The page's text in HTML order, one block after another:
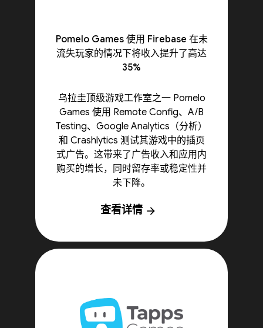
Pomelo Games 使用 Firebase 在未
流失玩家的情况下将收入提升了高达
35%
乌拉圭顶级游戏工作室之一 Pomelo
Games 使用 Remote Config、A/B
Testing、Google Analytics（分析）
和 Crashlytics 测试其游戏中的插页
式广告。这带来了广告收入和应用内
购买的增长，同时留存率或稳定性并
未下降。
查看详情 arrow_forward